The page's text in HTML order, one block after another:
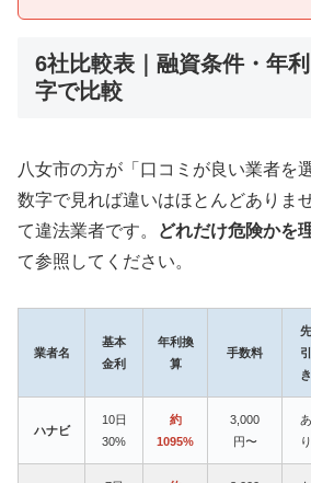
6社比較表｜融資条件・年
字で比較
八女市の方が「口コミが良い業者を
数字で見れば違いはほとんどありま
て違法業者です。
どれだけ危険かを
て参照してください。
業者名
基本
金利
年利換
算
手数料
先
引
き
ハナビ
10日
30%
約
1095%
3,000
円〜
あ
り